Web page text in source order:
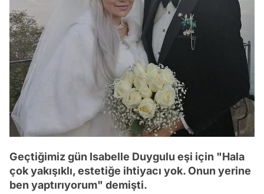
Geçtiğimiz gün Isabelle Duygulu eşi için "Hala
çok yakışıklı, estetiğe ihtiyacı yok. Onun yerine
ben yaptırıyorum" demişti.